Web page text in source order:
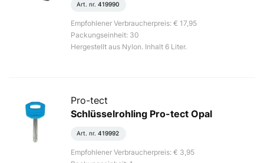
Art. nr. 419990
Empfohlener Verbraucherpreis: € 17,95
Packungseinheit: 30
Hergestellt aus Nylon. Inhalt 6 Liter.
Pro-tect
Schlüsselrohling Pro-tect Opal
Art. nr. 419992
Empfohlener Verbraucherpreis: € 3,95